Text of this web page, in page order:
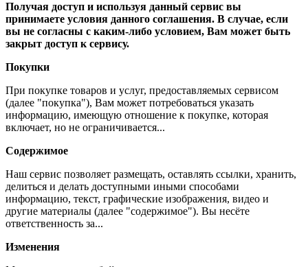
Получая доступ и используя данный сервис вы
принимаете условия данного соглашения. В случае, если
вы не согласны с каким-либо условием, Вам может быть
закрыт доступ к сервису.
Покупки
При покупке товаров и услуг, предоставляемых сервисом
(далее "покупка"), Вам может потребоваться указать
информацию, имеющую отношение к покупке, которая
включает, но не ограничивается...
Содержимое
Наш сервис позволяет размещать, оставлять ссылки, хранить,
делиться и делать доступными иными способами
информацию, текст, графические изображения, видео и
другие материалы (далее "содержимое"). Вы несёте
ответственность за...
Изменения